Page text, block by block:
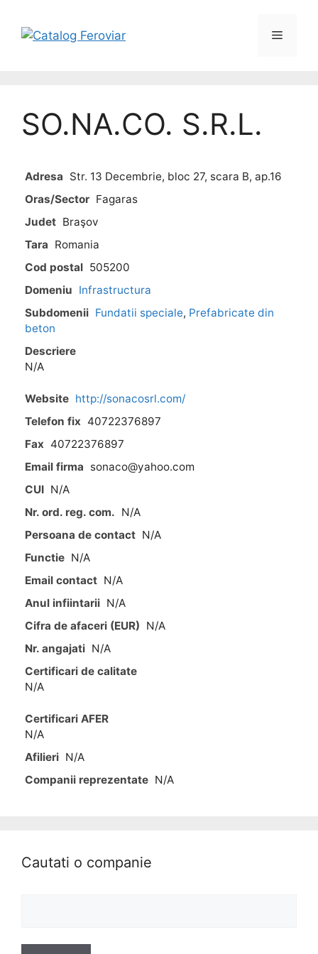
SO.NA.CO. S.R.L.
Adresa Str. 13 Decembrie, bloc 27, scara B, ap.16
Oras/Sector Fagaras
Judet Braşov
Tara Romania
Cod postal 505200
Domeniu Infrastructura
Subdomenii Fundatii speciale, Prefabricate din
beton
Descriere
N/A
Website http://sonacosrl.com/
Telefon fix 40722376897
Fax 40722376897
Email firma sonaco@yahoo.com
CUI N/A
Nr. ord. reg. com. N/A
Persoana de contact N/A
Functie N/A
Email contact N/A
Anul infiintarii N/A
Cifra de afaceri (EUR) N/A
Nr. angajati N/A
Certificari de calitate
N/A
Certificari AFER
N/A
Afilieri N/A
Companii reprezentate N/A
Cautati o companie